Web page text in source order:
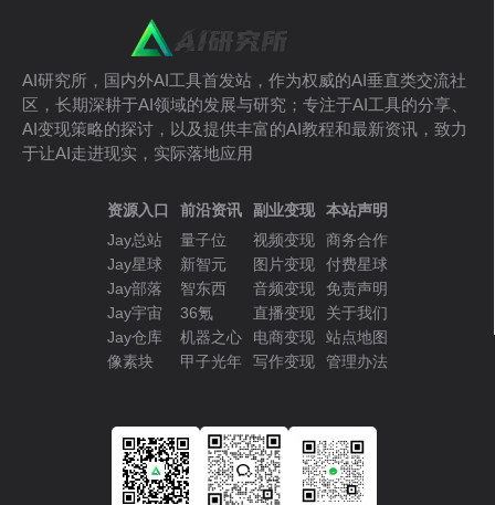
AI研究所，国内外AI工具首发站，作为权威的AI垂直类交流社
区，长期深耕于AI领域的发展与研究；专注于AI工具的分享、
AI变现策略的探讨，以及提供丰富的AI教程和最新资讯，致力
于让AI走进现实，实际落地应用
资源入口
Jay总站
Jay星球
Jay部落
Jay宇宙
Jay仓库
像素块
前沿资讯
量子位
新智元
智东西
36氪
机器之心
甲子光年
副业变现
视频变现
图片变现
音频变现
直播变现
电商变现
写作变现
本站声明
商务合作
付费星球
免责声明
关于我们
站点地图
管理办法